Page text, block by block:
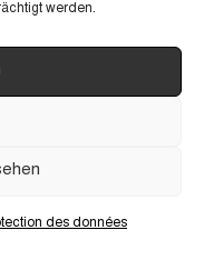
werden.
des données